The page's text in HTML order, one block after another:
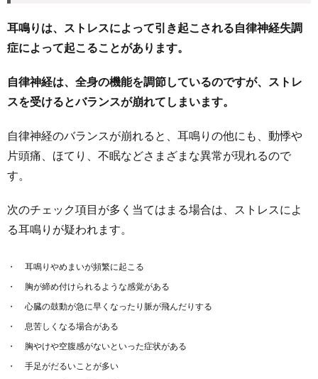
耳鳴りは、ストレスによって引き起こされる自律神経失調
症によって起こることがあります。
自律神経は、全身の機能を調節しているのですが、ストレ
スを受けるとバランスが崩れてしまいます。
自律神経のバランスが崩れると、耳鳴りの他にも、動悸や
片頭痛、ほてり、不眠などさまざまな異常が現れるので
す。
次のチェック項目が多く当てはまる場合は、ストレスによ
る耳鳴りが疑われます。
耳鳴りやめまいが頻繁に起こる
胸が締め付けられるような感覚がある
心臓の鼓動が急に早くなったり脈が飛んだりする
息苦しくなる場合がある
胸やけや空腹感がないといった症状がある
手足がだるいことが多い